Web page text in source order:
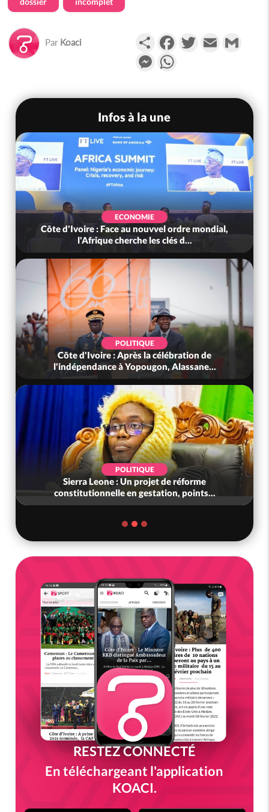
Par Koaci PartagerFacebookTwitterEmail
Messenger
Infos à la une
ECONOMIE
Côte d'Ivoire : Face au nouvvel ordre mondial,
l'Afrique cherche les clés d...
POLITIQUE
Côte d'Ivoire : Après la célébration de
l'indépendance à Yopougon, Alassane...
POLITIQUE
Sierra Leone : Un projet de réforme
constitutionnelle en gestation, points...
RESTEZ CONNECTÉ
En téléchargeant l'application
KOACI.